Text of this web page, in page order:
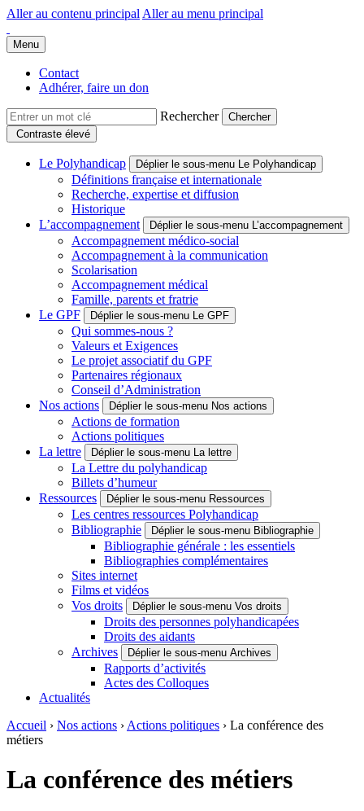
Aller au contenu principal Aller au menu principal
Groupe Polyhandicap France
Faire connaître et reconnaître les personnes polyhandicapées dans
Menu
Contact
Adhérer, faire un don
Rechercher
Contraste élevé
Le Polyhandicap Déplier le sous-menu Le Polyhandicap
Définitions française et internationale
Recherche, expertise et diffusion
Historique
L’accompagnement
Déplier le sous-menu L’accompagnement
Accompagnement médico-social
Accompagnement à la communication
Scolarisation
Accompagnement médical
Famille, parents et fratrie
Le GPF
Déplier le sous-menu Le GPF
Qui sommes-nous ?
Valeurs et Exigences
Le projet associatif du GPF
Partenaires régionaux
Conseil d’Administration
Nos actions
Déplier le sous-menu Nos actions
Actions de formation
Actions politiques
La lettre
Déplier le sous-menu La lettre
La Lettre du polyhandicap
Billets d’humeur
Ressources
Déplier le sous-menu Ressources
Les centres ressources Polyhandicap
Bibliographie
Déplier le sous-menu Bibliographie
Bibliographie générale : les essentiels
Bibliographies complémentaires
Sites internet
Films et vidéos
Vos droits
Déplier le sous-menu Vos droits
Droits des personnes polyhandicapées
Droits des aidants
Archives
Déplier le sous-menu Archives
Rapports d’activités
Actes des Colloques
Actualités
Accueil › Nos actions › Actions politiques › La conférence des
métiers
La conférence des métiers